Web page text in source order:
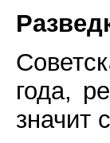
года,
значит